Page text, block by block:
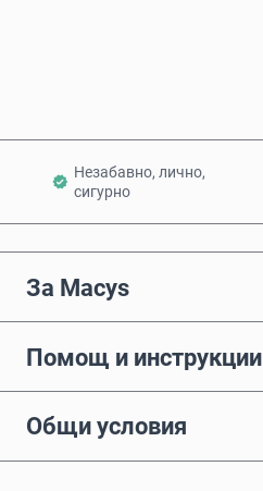
Незабавно, лично,
сигурно
За Macys
Помощ и инструкции
Общи условия